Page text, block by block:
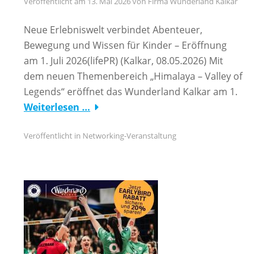
Neue Erlebniswelt verbindet Abenteuer,
Bewegung und Wissen für Kinder – Eröffnung
am 1. Juli 2026(lifePR) (Kalkar, 08.05.2026) Mit
dem neuen Themenbereich „Himalaya – Valley of
Legends“ eröffnet das Wunderland Kalkar am 1.
Weiterlesen …
Veröffentlicht in Networking-Veranstaltung